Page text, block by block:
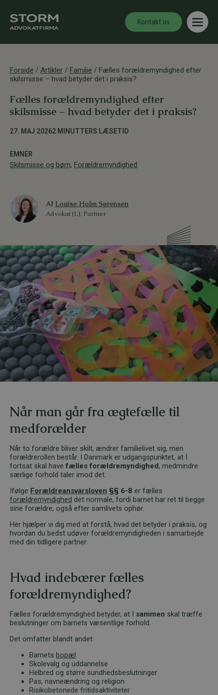
Kontakt os
Forside / Artikler / Familie / Fælles forældremyndighed efter
skilsmisse – hvad betyder det i praksis?
Fælles forældremyndighed efter
skilsmisse – hvad betyder det i praksis?
27. MAJ 20262 MINUTTERS LÆSETID
EMNER
Skilsmisse og børn, Forældremyndighed
Af Louise Holm Sørensen
Advokat (L), Partner
Når man går fra ægtefælle til
medforælder
Når to forældre bliver skilt, ændrer familielivet sig, men
forældrerollen består. I Danmark er udgangspunktet, at I
fortsat skal have fælles forældremyndighed, medmindre
særlige forhold taler imod det.
Ifølge Forældreansvarsloven §§ 6-8 er fælles
forældremyndighed det normale, fordi barnet har ret til begge
sine forældre, også efter samlivets ophør.
Her hjælper vi dig med at forstå, hvad det betyder i praksis, og
hvordan du bedst udøver forældremyndigheden i samarbejde
med din tidligere partner.
Hvad indebærer fælles
forældremyndighed?
Fælles forældremyndighed betyder, at I sammen skal træffe
beslutninger om barnets væsentlige forhold.
Det omfatter blandt andet:
Barnets bopæl
Skolevalg og uddannelse
Helbred og større sundhedsbeslutninger
Pas, navneændring og religion
Risikobetonede fritidsaktiviteter